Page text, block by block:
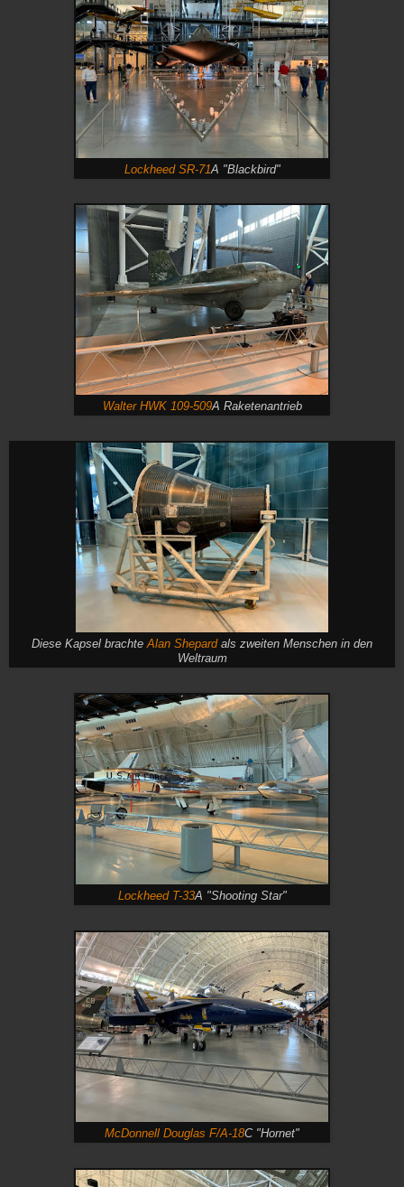
Lockheed SR-71A "Blackbird"
Walter HWK 109-509A Raketenantrieb
Diese Kapsel brachteAlan Shepardals zweiten Menschen in den
Weltraum
Lockheed T-33A "Shooting Star"
McDonnell Douglas F/A-18C "Hornet"